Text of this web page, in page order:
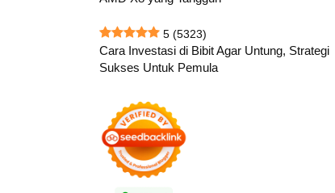
5 (5323)
Cara Investasi di Bibit Agar Untung, Strategi
Sukses Untuk Pemula